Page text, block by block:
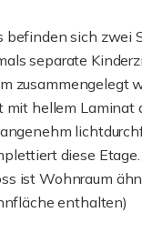
befinden sich zwei
separate
zusammengelegt
mit hellem Laminat
diese Etage.
ist Wohnraum
enthalten)